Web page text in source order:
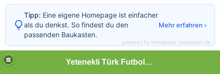
Yetenekli Türk Futbolcular
Tipp: Eine eigene Homepage ist einfacher
als du denkst. So findest du den
passenden Baukasten.
Mehr erfahren ›
powered by homepage-baukasten.de